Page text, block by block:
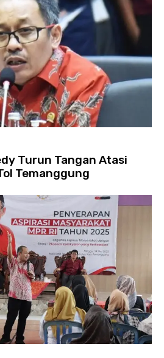
Turun Tangan Atasi
Temanggung